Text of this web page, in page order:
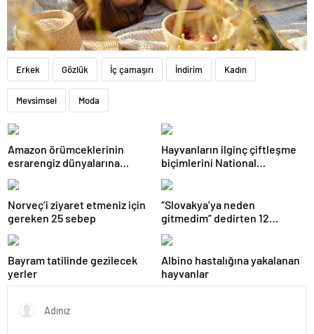
Erkek Gözlük İç çamaşırı İndirim Kadın
Mevsimsel Moda
Amazon örümceklerinin
esrarengiz dünyalarına
Hayvanların ilginç çiftleşme
biçimlerini National
Norveç’i ziyaret etmeniz için
gereken 25 sebep
“Slovakya’ya neden
gitmedim” dedirten 12
Bayram tatilinde gezilecek
yerler
Albino hastalığına yakalanan
hayvanlar